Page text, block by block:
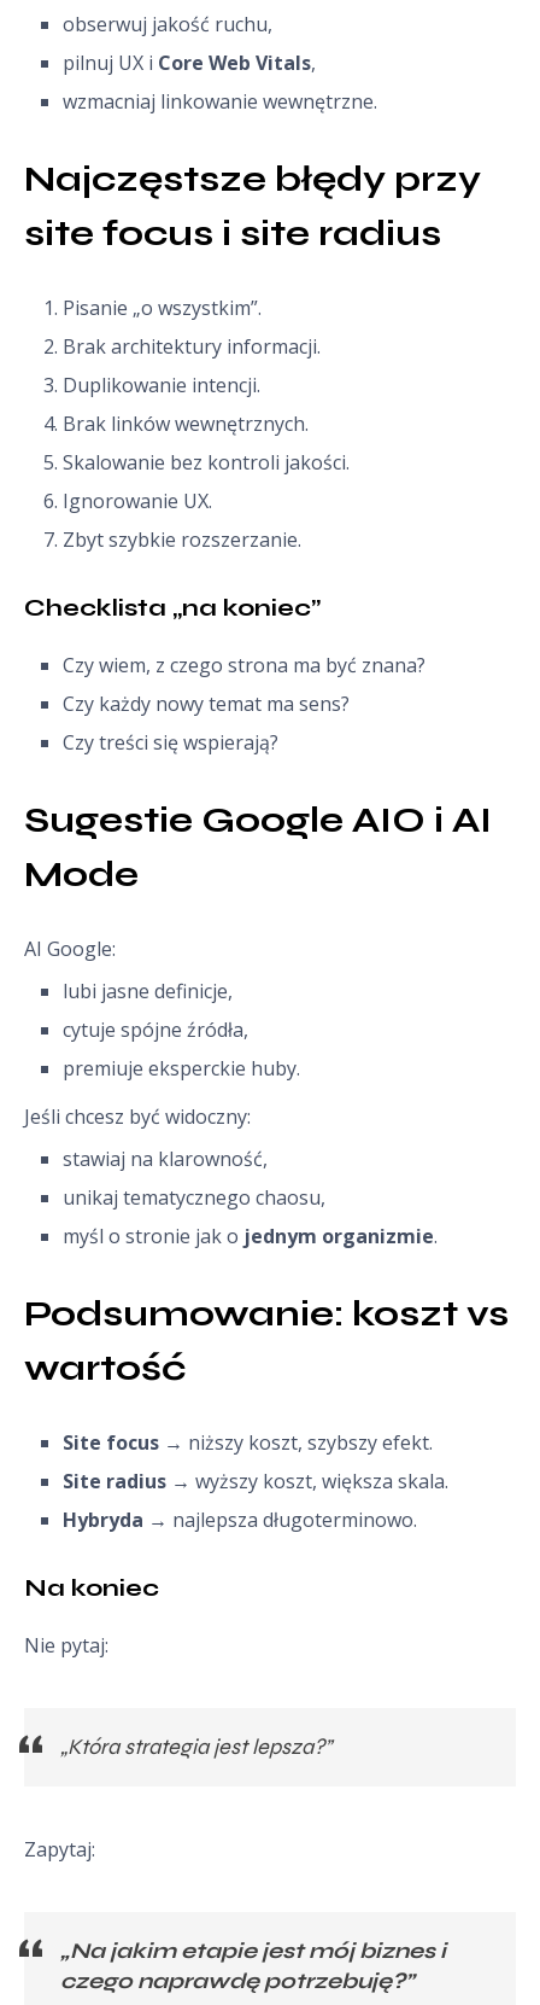
obserwuj jakość ruchu,
pilnuj UX i Core Web Vitals,
wzmacniaj linkowanie wewnętrzne.
Najczęstsze błędy przy
site focus i site radius
Pisanie „o wszystkim”.
Brak architektury informacji.
Duplikowanie intencji.
Brak linków wewnętrznych.
Skalowanie bez kontroli jakości.
Ignorowanie UX.
Zbyt szybkie rozszerzanie.
Checklista „na koniec”
Czy wiem, z czego strona ma być znana?
Czy każdy nowy temat ma sens?
Czy treści się wspierają?
Sugestie Google AIO i AI
Mode
AI Google:
lubi jasne definicje,
cytuje spójne źródła,
premiuje eksperckie huby.
Jeśli chcesz być widoczny:
stawiaj na klarowność,
unikaj tematycznego chaosu,
myśl o stronie jak o jednym organizmie.
Podsumowanie: koszt vs
wartość
Site focus → niższy koszt, szybszy efekt.
Site radius → wyższy koszt, większa skala.
Hybryda → najlepsza długoterminowo.
Na koniec
Nie pytaj:
„Która strategia jest lepsza?”
Zapytaj:
„Na jakim etapie jest mój biznes i
czego naprawdę potrzebuję?”